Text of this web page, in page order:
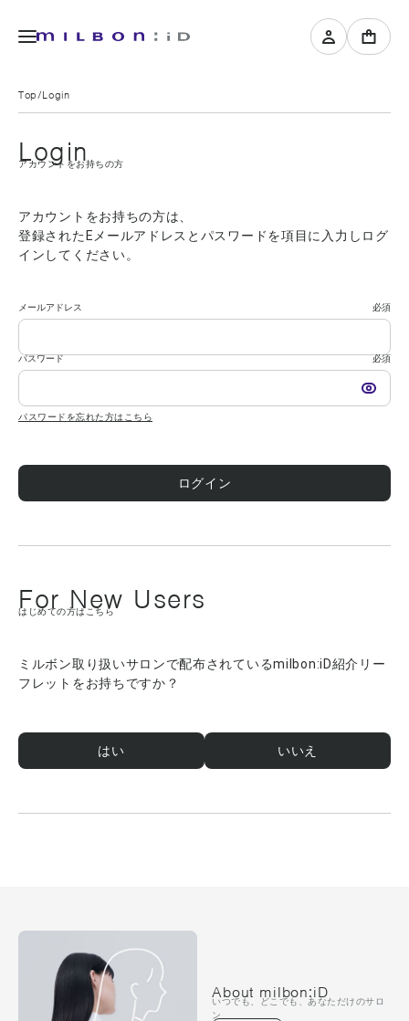
Top Login
Login
アカウントをお持ちの方
アカウントをお持ちの方は、
登録されたEメールアドレスとパスワードを項目に入力しログ
インしてください。
メールアドレス 必須
パスワード 必須
パスワードを忘れた方はこちら
ログイン
For New Users
はじめての方はこちら
ミルボン取り扱いサロンで配布されているmilbon:iD紹介リー
フレットをお持ちですか？
はい いいえ
About milbon:iD
いつでも、どこでも、あなただけのサロ
ン